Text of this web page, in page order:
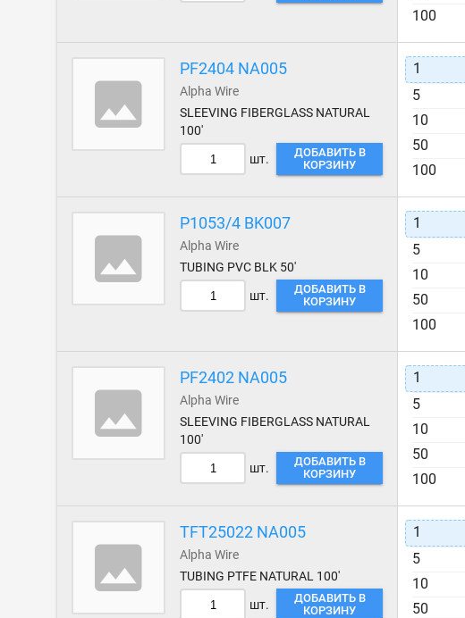
PF2404 NA005
Alpha Wire
SLEEVING FIBERGLASS NATURAL
100'
шт.
ДОБАВИТЬ В
КОРЗИНУ
P1053/4 BK007
Alpha Wire
TUBING PVC BLK 50'
шт.
ДОБАВИТЬ В
КОРЗИНУ
PF2402 NA005
Alpha Wire
SLEEVING FIBERGLASS NATURAL
100'
шт.
ДОБАВИТЬ В
КОРЗИНУ
TFT25022 NA005
Alpha Wire
TUBING PTFE NATURAL 100'
шт.
ДОБАВИТЬ В
КОРЗИНУ
100
1
5
10
50
100
1
5
10
50
100
1
5
10
50
100
1
5
10
50